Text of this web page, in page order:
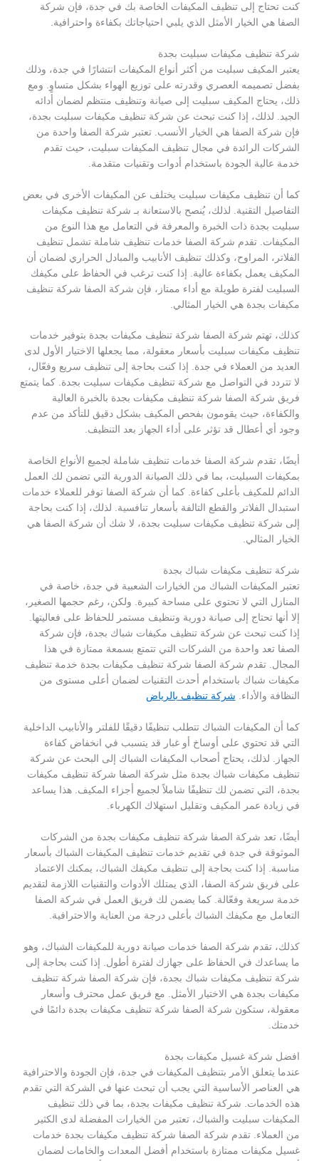
كنت تحتاج إلى تنظيف المكيفات الخاصة بك في جدة، فإن شركة
الصفا هي الخيار الأمثل الذي يلبي احتياجاتك بكفاءة واحترافية.
شركة تنظيف مكيفات سبليت بجدة
يعتبر المكيف سبليت من أكثر أنواع المكيفات انتشارًا في جدة، وذلك
بفضل تصميمه العصري وقدرته على توزيع الهواء بشكل متساوٍ. ومع
ذلك، يحتاج المكيف سبليت إلى صيانة وتنظيف منتظم لضمان أدائه
الجيد. لذلك، إذا كنت تبحث عن شركة تنظيف مكيفات سبليت بجدة،
فإن شركة الصفا هي الخيار الأنسب. تعتبر شركة الصفا واحدة من
الشركات الرائدة في مجال تنظيف المكيفات سبليت، حيث تقدم
خدمة عالية الجودة باستخدام أدوات وتقنيات متقدمة.
كما أن تنظيف مكيفات سبليت يختلف عن المكيفات الأخرى في بعض
التفاصيل التقنية. لذلك، يُنصح بالاستعانة بـ شركة تنظيف مكيفات
سبليت بجدة ذات الخبرة والمعرفة في التعامل مع هذا النوع من
المكيفات. تقدم شركة الصفا خدمات تنظيف شاملة تشمل تنظيف
الفلاتر، المراوح، وكذلك تنظيف الأنابيب والمبادل الحراري لضمان أن
المكيف يعمل بكفاءة عالية. إذا كنت ترغب في الحفاظ على مكيفك
السبليت لفترة طويلة مع أداء ممتاز، فإن شركة الصفا شركة تنظيف
مكيفات بجدة هي الخيار المثالي.
كذلك، تهتم شركة الصفا شركة تنظيف مكيفات بجدة بتوفير خدمات
تنظيف مكيفات سبليت بأسعار معقولة، مما يجعلها الاختيار الأول لدى
العديد من العملاء في جدة. إذا كنت بحاجة إلى تنظيف سريع وفعّال،
لا تتردد في التواصل مع شركة تنظيف مكيفات سبليت بجدة. كما يتمتع
فريق شركة الصفا شركة تنظيف مكيفات بجدة بالخبرة العالية
والكفاءة، حيث يقومون بفحص المكيف بشكل دقيق للتأكد من عدم
وجود أي أعطال قد تؤثر على أداء الجهاز بعد التنظيف.
أيضًا، تقدم شركة الصفا خدمات تنظيف شاملة لجميع الأنواع الخاصة
بمكيفات السبليت، بما في ذلك الصيانة الدورية التي تضمن لك العمل
الدائم للمكيف بأعلى كفاءة. كما أن شركة الصفا توفر للعملاء خدمات
استبدال الفلاتر والقطع التالفة بأسعار تنافسية. لذلك، إذا كنت بحاجة
إلى شركة تنظيف مكيفات سبليت بجدة، لا شك أن شركة الصفا هي
الخيار المثالي.
شركة تنظيف مكيفات شباك بجدة
تعتبر المكيفات الشباك من الخيارات الشعبية في جدة، خاصة في
المنازل التي لا تحتوي على مساحة كبيرة. ولكن، رغم حجمها الصغير،
إلا أنها تحتاج إلى صيانة دورية وتنظيف مستمر للحفاظ على فعاليتها.
إذا كنت تبحث عن شركة تنظيف مكيفات شباك بجدة، فإن شركة
الصفا تعد واحدة من الشركات التي تتمتع بسمعة ممتازة في هذا
المجال. تقدم شركة الصفا شركة تنظيف مكيفات بجدة خدمة تنظيف
مكيفات شباك باستخدام أحدث التقنيات لضمان أعلى مستوى من
النظافة والأداء. شركة تنظيف بالرياض
كما أن المكيفات الشباك تتطلب تنظيفًا دقيقًا للفلتر والأنابيب الداخلية
التي قد تحتوي على أوساخ أو غبار قد يتسبب في انخفاض كفاءة
الجهاز. لذلك، يحتاج أصحاب المكيفات الشباك إلى البحث عن شركة
تنظيف مكيفات شباك بجدة مثل شركة الصفا شركة تنظيف مكيفات
بجدة، التي تضمن لك تنظيفًا شاملاً لجميع أجزاء المكيف. هذا يساعد
في زيادة عمر المكيف وتقليل استهلاك الكهرباء.
أيضًا، تعد شركة الصفا شركة تنظيف مكيفات بجدة من الشركات
الموثوقة في جدة في تقديم خدمات تنظيف المكيفات الشباك بأسعار
مناسبة. إذا كنت بحاجة إلى تنظيف مكيفك الشباك، يمكنك الاعتماد
على فريق شركة الصفا، الذي يمتلك الأدوات والتقنيات اللازمة لتقديم
خدمة سريعة وفعّالة. كما يضمن لك فريق العمل في شركة الصفا
التعامل مع مكيفك الشباك بأعلى درجة من العناية والاحترافية.
كذلك، تقدم شركة الصفا خدمات صيانة دورية للمكيفات الشباك، وهو
ما يساعدك في الحفاظ على جهازك لفترة أطول. إذا كنت بحاجة إلى
شركة تنظيف مكيفات شباك بجدة، فإن شركة الصفا شركة تنظيف
مكيفات بجدة هي الاختيار الأمثل. مع فريق عمل محترف وأسعار
معقولة، ستكون شركة الصفا شركة تنظيف مكيفات بجدة دائمًا في
خدمتك.
افضل شركة غسيل مكيفات بجدة
عندما يتعلق الأمر بتنظيف المكيفات في جدة، فإن الجودة والاحترافية
هي العناصر الأساسية التي يجب أن تبحث عنها في الشركة التي تقدم
هذه الخدمات. شركة تنظيف مكيفات بجدة، بما في ذلك تنظيف
المكيفات سبليت والشباك، تعتبر من الخيارات المفضلة لدى الكثير
من العملاء. تقدم شركة الصفا شركة تنظيف مكيفات بجدة خدمات
غسيل مكيفات ممتازة باستخدام أفضل المعدات والخامات لضمان